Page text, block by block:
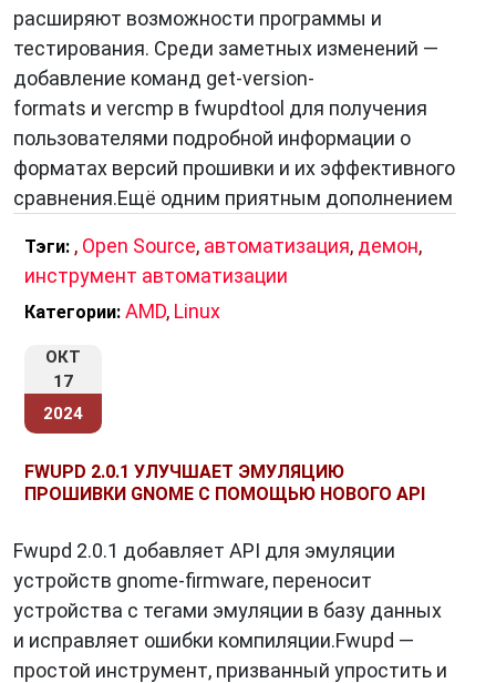
расширяют возможности программы и
тестирования. Среди заметных изменений —
добавление команд get-version-
formats и vercmp в fwupdtool для получения
пользователями подробной информации о
форматах версий прошивки и их эффективного
сравнения.Ещё одним приятным дополнением
Тэги: , Open Source, автоматизация, демон,
инструмент автоматизации
Категории: AMD, Linux
ОКТ
17
2024
FWUPD 2.0.1 УЛУЧШАЕТ ЭМУЛЯЦИЮ
ПРОШИВКИ GNOME С ПОМОЩЬЮ НОВОГО API
Fwupd 2.0.1 добавляет API для эмуляции
устройств gnome-firmware, переносит
устройства с тегами эмуляции в базу данных
и исправляет ошибки компиляции.Fwupd —
простой инструмент, призванный упростить и